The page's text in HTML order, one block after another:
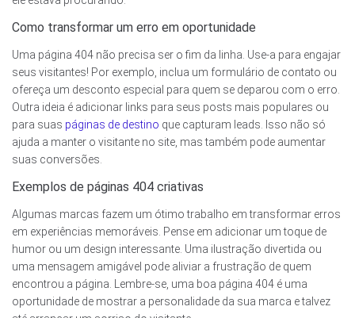
Como transformar um erro em oportunidade
Uma página 404 não precisa ser o fim da linha. Use-a para engajar
seus visitantes! Por exemplo, inclua um formulário de contato ou
ofereça um desconto especial para quem se deparou com o erro.
Outra ideia é adicionar links para seus posts mais populares ou
para suas páginas de destino que capturam leads. Isso não só
ajuda a manter o visitante no site, mas também pode aumentar
suas conversões.
Exemplos de páginas 404 criativas
Algumas marcas fazem um ótimo trabalho em transformar erros
em experiências memoráveis. Pense em adicionar um toque de
humor ou um design interessante. Uma ilustração divertida ou
uma mensagem amigável pode aliviar a frustração de quem
encontrou a página. Lembre-se, uma boa página 404 é uma
oportunidade de mostrar a personalidade da sua marca e talvez